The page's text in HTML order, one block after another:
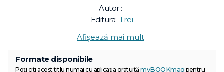
Autor :
Editura: Trei
Afișează mai mult
Formate disponibile
Poți citi acest titlu numai cu aplicația gratuitămyBOOKmag pentru